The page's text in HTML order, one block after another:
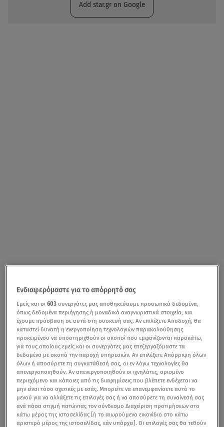
Add star.gr on Google
Ενδιαφερόμαστε για το απόρρητό σας
Εμείς και οι603 συνεργάτες μας αποθηκεύουμε προσωπικά δεδομένα,
όπως δεδομένα περιήγησης ή μοναδικά αναγνωριστικά στοιχεία, και
έχουμε πρόσβαση σε αυτά στη συσκευή σας. Αν επιλέξετε Αποδοχή, θα
καταστεί δυνατή η ενεργοποίηση τεχνολογιών παρακολούθησης
προκειμένου να υποστηριχθούν οι σκοποί που εμφανίζονται παρακάτω,
για τους οποίους εμείς και οι συνεργάτες μας επεξεργαζόμαστε τα
δεδομένα με σκοπό την παροχή υπηρεσιών. Αν επιλέξετε Απόρριψη όλων
όλων ή αποσύρετε τη συγκατάθεσή σας, οι εν λόγω τεχνολογίες θα
απενεργοποιηθούν. Αν απενεργοποιηθούν οι ιχνηλάτες, ορισμένο
περιεχόμενο και κάποιες από τις διαφημίσεις που βλέπετε ενδέχεται να
μην είναι τόσο σχετικές με εσάς. Μπορείτε να επανεμφανίσετε αυτό το
μενού για να αλλάξετε τις επιλογές σας ή να αποσύρετε τη συναίνεσή σας
ανά πάσα στιγμή πατώντας τον σύνδεσμο Διαχείριση προτιμήσεων στο
κάτω μέρος της ιστοσελίδας [ή το αιωρούμενο εικονίδιο στο κάτω
αριστερό μέρος της ιστοσελίδας, εάν υπάρχει]. Οι επιλογές σας θα τεθούν